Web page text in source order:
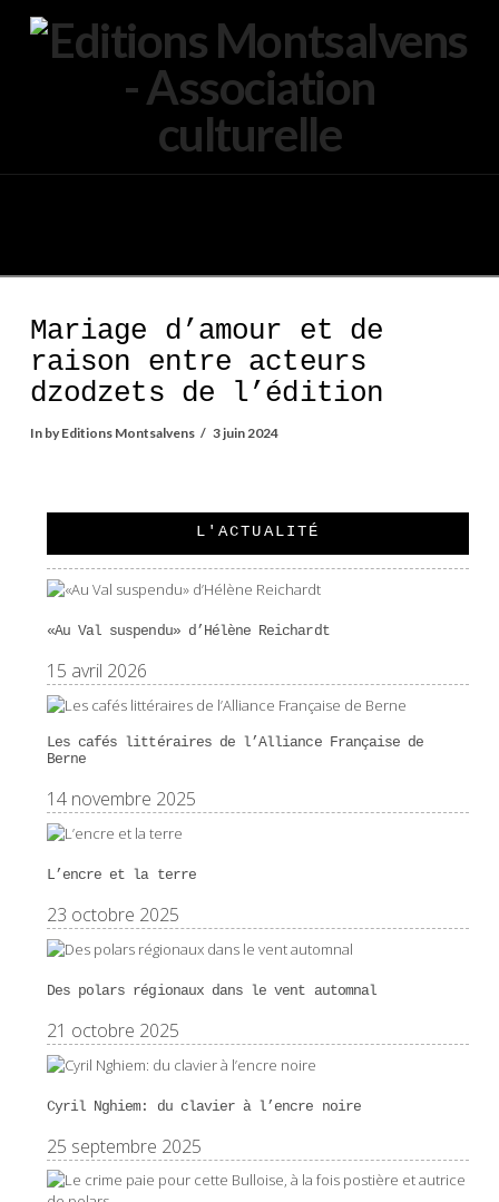
Mariage d’amour et de
raison entre acteurs
dzodzets de l’édition
In by Editions Montsalvens 3 juin 2024
L'ACTUALITÉ
«Au Val suspendu» d’Hélène Reichardt
15 avril 2026
Les cafés littéraires de l’Alliance Française de
Berne
14 novembre 2025
L’encre et la terre
23 octobre 2025
Des polars régionaux dans le vent automnal
21 octobre 2025
Cyril Nghiem: du clavier à l’encre noire
25 septembre 2025